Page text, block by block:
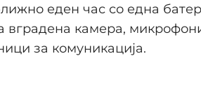
еден час со една
вградена камера,
за комуникација.